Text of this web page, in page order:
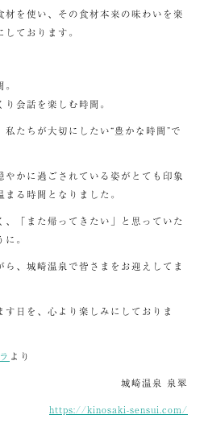
を使い、その食材本来の味わいを楽
ております。
会話を楽しむ時間。
たちが大切にしたい“豊かな時間”で
かに過ごされている姿がとても印象
る時間となりました。
、「また帰ってきたい」と思っていた
。
、城崎温泉で皆さまをお迎えしてま
日を、心より楽しみにしておりま
より
城崎温泉 泉翠
https://kinosaki-sensui.com/